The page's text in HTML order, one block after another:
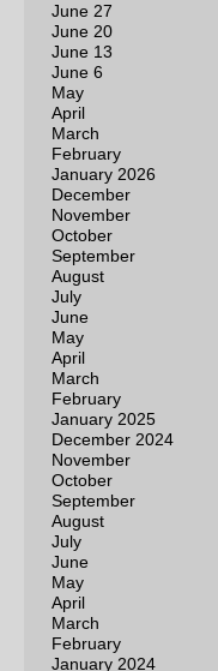
June 27
June 20
June 13
June 6
May
April
March
February
January 2026
December
November
October
September
August
July
June
May
April
March
February
January 2025
December 2024
November
October
September
August
July
June
May
April
March
February
January 2024